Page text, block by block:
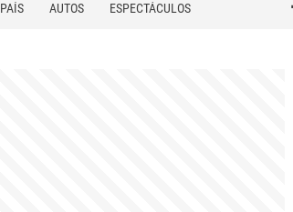
PAÍS AUTOS
ESPECTÁCULOS